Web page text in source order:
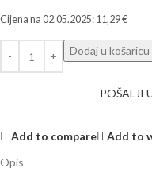
Cijena na 02.05.2025: 11,29€
Dodaj u košaricu
POŠALJI
Add to compare
Add to
Opis